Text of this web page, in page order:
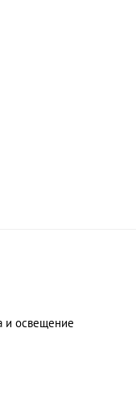
и освещение